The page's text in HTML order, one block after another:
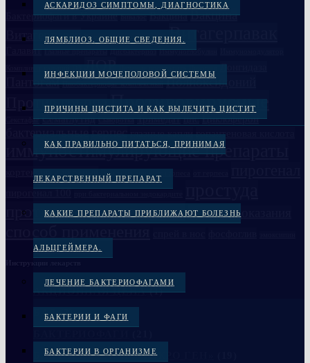
АСКАРИДОЗ СИМПТОМЫ, ДИАГНОСТИКА
ЛЯМБЛИОЗ. ОБЩИЕ СВЕДЕНИЯ.
ИНФЕКЦИИ МОЧЕПОЛОВОЙ СИСТЕМЫ
ПРИЧИНЫ ЦИСТИТА И КАК ВЫЛЕЧИТЬ ЦИСТИТ
КАК ПРАВИЛЬНО ПИТАТЬСЯ, ПРИНИМАЯ
ЛЕКАРСТВЕННЫЙ ПРЕПАРАТ
КАКИЕ ПРЕПАРАТЫ ПРИБЛИЖАЮТ БОЛЕЗНЬ
АЛЬЦГЕЙМЕРА.
ЛЕЧЕНИЕ БАКТЕРИОФАГАМИ
БАКТЕРИИ И ФАГИ
БАКТЕРИИ В ОРГАНИЗМЕ
Бактериофаги в Украине Бивалос Вакцина Вакцина
Витагерпавак Вакцина антирабическая Витагерпавак
Галавит Глазные препараты Дисбактериоз Иммуноглобулин
ЛОР Лечение простатита Лонгидаза
Пантогам Пиобактериофаг комплексный Полиоксидоний
Против гриппа Противовирусные
Секстафаг Семаглутид Сыворотка Тримедат ЦНС Циклоферон
бактериальныегерпес глазные капли гопантеновая кислота
иммуностимулирующие препараты
кортексин в украине купить вакцину от герпеса
пирогенал 100
противовоспалительныепротивопоказания
АКЦИОННАЯ ЦЕНА(1)
БАД(2)
БАКТЕРИОФАГИ «МИКРО ГЕН»